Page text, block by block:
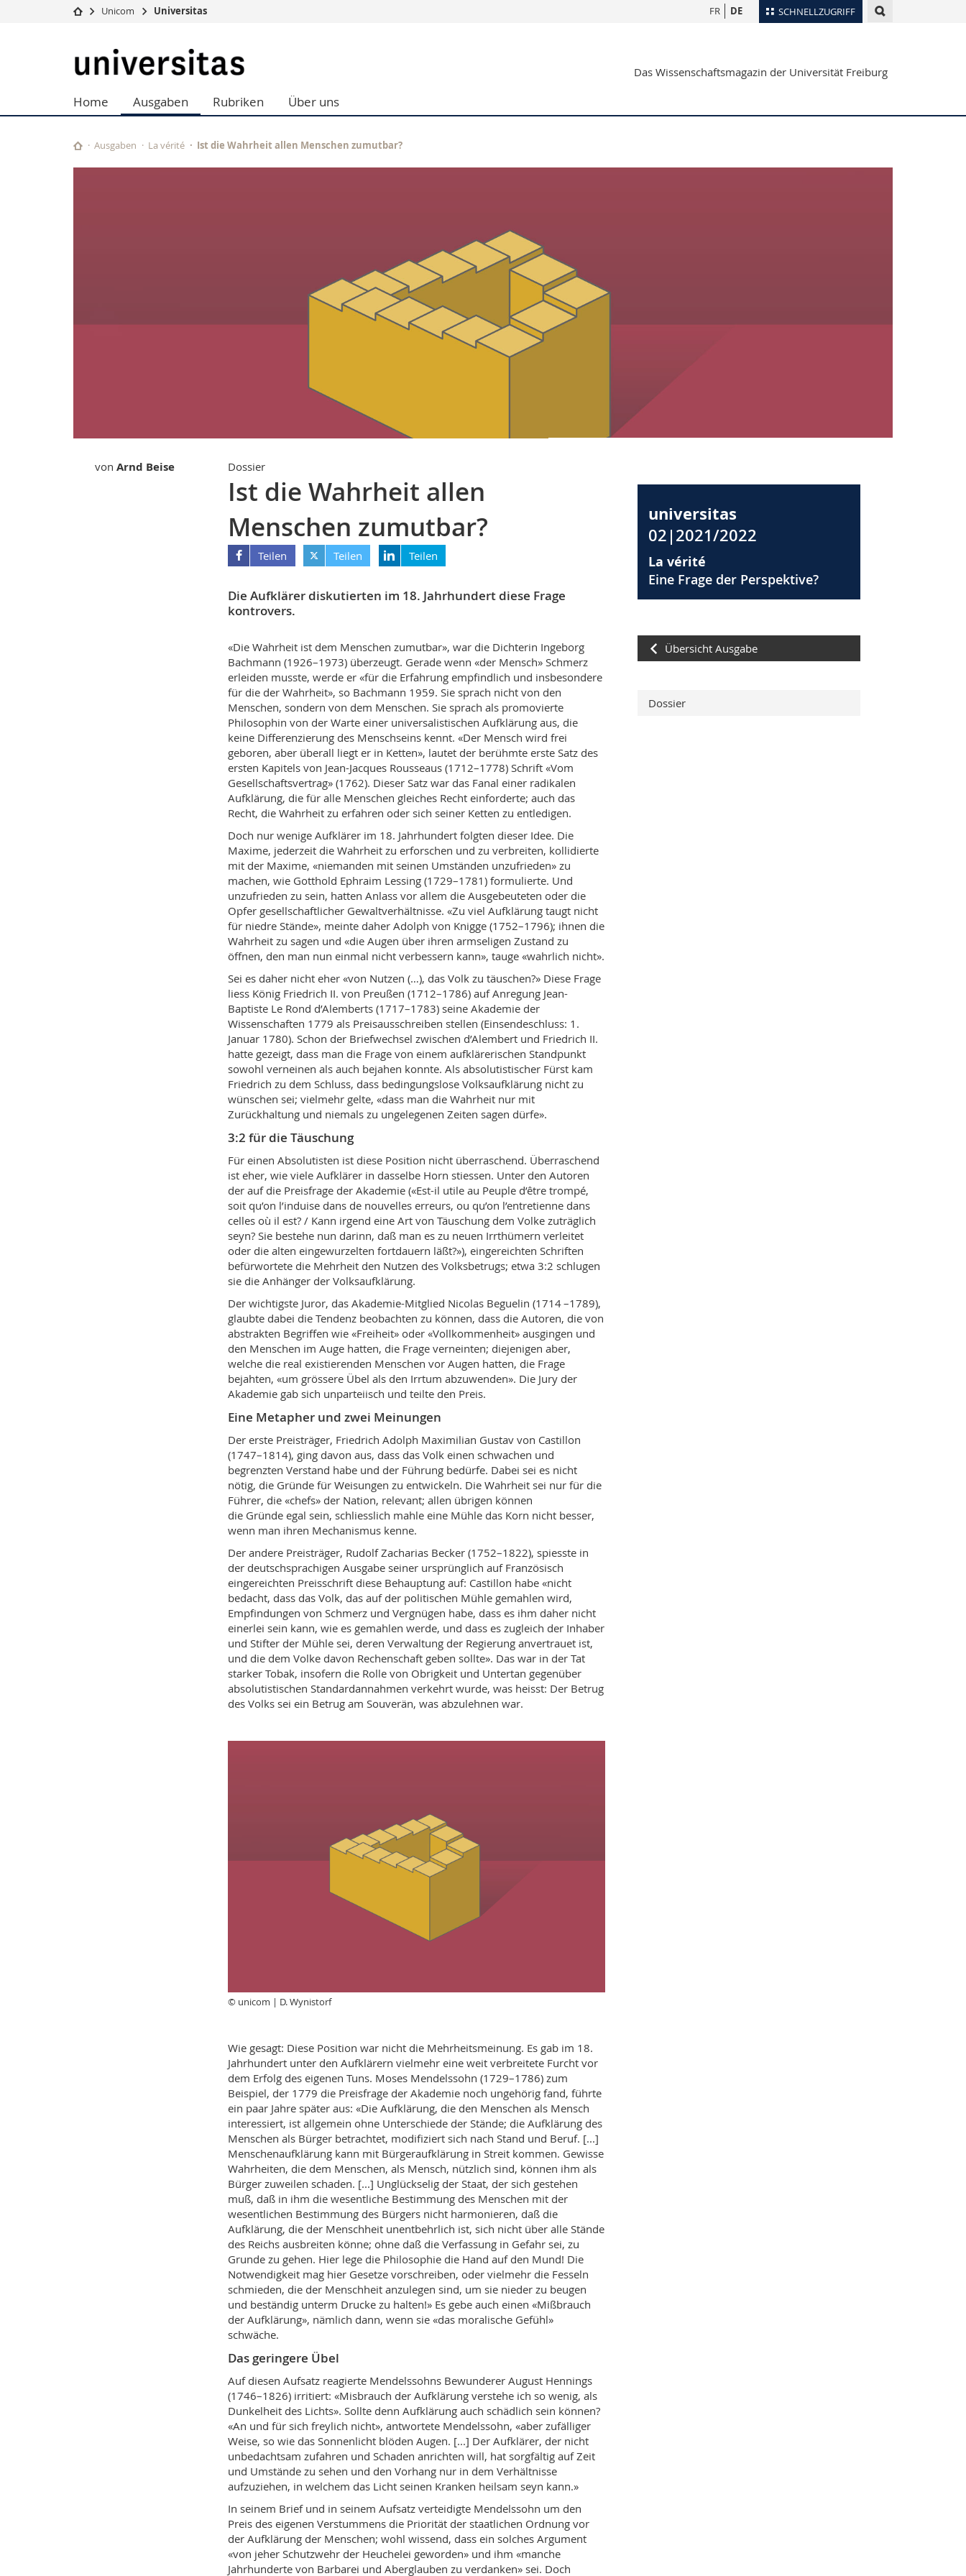
SCHNELLZUGRIFF
Universität
Studium
Forschung
Universität
Fakultäten
Theologische Fak.
Wirtschafts- und Sozialwissenschaftliche Fak.
Philosophische Fak.
Math.-Nat. und Med. Fak.
Studieninteressierte
Forschende
Ortsplan
Webmail
FR DE
Unicom Universitas
Universitas Das Wissenschaftsmagazin der Universität Freiburg
Home Ausgaben Rubriken Über uns
Ausgaben La vérité Ist die Wahrheit allen Menschen zumutbar?
von Arnd Beise Dossier
Ist die Wahrheit allen
Menschen zumutbar?
Teilen Teilen Teilen
Die Aufklärer diskutierten im 18. Jahrhundert diese Frage
kontrovers.
«Die Wahrheit ist dem Menschen zumutbar», war die Dichterin Ingeborg
Bachmann (1926–1973) überzeugt. Gerade wenn «der Mensch» Schmerz
erleiden musste, werde er «für die Erfahrung empfindlich und insbesondere
für die der Wahrheit», so Bachmann 1959. Sie sprach nicht von den
Menschen, sondern von dem Menschen. Sie sprach als promovierte
Philosophin von der Warte einer universalistischen Aufklärung aus, die
keine Differenzierung des Menschseins kennt. «Der Mensch wird frei
geboren, aber überall liegt er in Ketten», lautet der berühmte erste Satz des
ersten Kapitels von Jean-Jacques Rousseaus (1712–1778) Schrift «Vom
Gesellschaftsvertrag» (1762). Dieser Satz war das Fanal einer radikalen
Aufklärung, die für alle Menschen gleiches Recht einforderte; auch das
Recht, die Wahrheit zu erfahren oder sich seiner Ketten zu entledigen.
Doch nur wenige Aufklärer im 18. Jahrhundert folgten dieser Idee. Die
Maxime, jederzeit die Wahrheit zu erforschen und zu verbreiten, kollidierte
mit der Maxime, «niemanden mit seinen Umständen unzufrieden» zu
machen, wie Gotthold Ephraim Lessing (1729–1781) formulierte. Und
unzufrieden zu sein, hatten Anlass vor allem die Ausgebeuteten oder die
Opfer gesellschaftlicher Gewaltverhältnisse. «Zu viel Aufklärung taugt nicht
für niedre Stände», meinte daher Adolph von Knigge (1752–1796); ihnen die
Wahrheit zu sagen und «die Augen über ihren armseligen Zustand zu
öffnen, den man nun einmal nicht verbessern kann», tauge «wahrlich nicht».
Sei es daher nicht eher «von Nutzen (…), das Volk zu täuschen?» Diese Frage
liess König Friedrich II. von Preußen (1712–1786) auf Anregung Jean-
Baptiste Le Rond d’Alemberts (1717–1783) seine Akademie der
Wissenschaften 1779 als Preisausschreiben stellen (Einsendeschluss: 1.
Januar 1780). Schon der Briefwechsel zwischen d’Alembert und Friedrich II.
hatte gezeigt, dass man die Frage von einem aufklärerischen Standpunkt
sowohl verneinen als auch bejahen konnte. Als absolutistischer Fürst kam
Friedrich zu dem Schluss, dass bedingungslose Volksaufklärung nicht zu
wünschen sei; vielmehr gelte, «dass man die Wahrheit nur mit
Zurückhaltung und niemals zu ungelegenen Zeiten sagen dürfe».
3:2 für die Täuschung
Für einen Absolutisten ist diese Position nicht überraschend. Überraschend
ist eher, wie viele Aufklärer in dasselbe Horn stiessen. Unter den Autoren
der auf die Preisfrage der Akademie («Est-il utile au Peuple d’être trompé,
soit qu’on l’induise dans de nouvelles erreurs, ou qu’on l’entretienne dans
celles où il est? / Kann irgend eine Art von Täuschung dem Volke zuträglich
seyn? Sie bestehe nun darinn, daß man es zu neuen Irrthümern verleitet
oder die alten eingewurzelten fortdauern läßt?»), eingereichten Schriften
befürwortete die Mehrheit den Nutzen des Volksbetrugs; etwa 3:2 schlugen
sie die Anhänger der Volksaufklärung.
Der wichtigste Juror, das Akademie-Mitglied Nicolas Beguelin (1714 –1789),
glaubte dabei die Tendenz beobachten zu können, dass die Autoren, die von
abstrakten Begriffen wie «Freiheit» oder «Vollkommenheit» ausgingen und
den Menschen im Auge hatten, die Frage verneinten; diejenigen aber,
welche die real existierenden Menschen vor Augen hatten, die Frage
bejahten, «um grössere Übel als den Irrtum abzuwenden». Die Jury der
Akademie gab sich unparteiisch und teilte den Preis.
Eine Metapher und zwei Meinungen
Der erste Preisträger, Friedrich Adolph Maximilian Gustav von Castillon
(1747–1814), ging davon aus, dass das Volk einen schwachen und
begrenzten Verstand habe und der Führung bedürfe. Dabei sei es nicht
nötig, die Gründe für Weisungen zu entwickeln. Die Wahrheit sei nur für die
Führer, die «chefs» der Nation, relevant; allen übrigen können
die Gründe egal sein, schliesslich mahle eine Mühle das Korn nicht besser,
wenn man ihren Mechanismus kenne.
Der andere Preisträger, Rudolf Zacharias Becker (1752–1822), spiesste in
der deutschsprachigen Ausgabe seiner ursprünglich auf Französisch
eingereichten Preisschrift diese Behauptung auf: Castillon habe «nicht
bedacht, dass das Volk, das auf der politischen Mühle gemahlen wird,
Empfindungen von Schmerz und Vergnügen habe, dass es ihm daher nicht
einerlei sein kann, wie es gemahlen werde, und dass es zugleich der Inhaber
und Stifter der Mühle sei, deren Verwaltung der Regierung anvertrauet ist,
und die dem Volke davon Rechenschaft geben sollte». Das war in der Tat
starker Tobak, insofern die Rolle von Obrigkeit und Untertan gegenüber
absolutistischen Standardannahmen verkehrt wurde, was heisst: Der Betrug
des Volks sei ein Betrug am Souverän, was abzulehnen war.
© unicom | D. Wynistorf
Wie gesagt: Diese Position war nicht die Mehrheitsmeinung. Es gab im 18.
Jahrhundert unter den Aufklärern vielmehr eine weit verbreitete Furcht vor
dem Erfolg des eigenen Tuns. Moses Mendelssohn (1729–1786) zum
Beispiel, der 1779 die Preisfrage der Akademie noch ungehörig fand, führte
ein paar Jahre später aus: «Die Aufklärung, die den Menschen als Mensch
interessiert, ist allgemein ohne Unterschiede der Stände; die Aufklärung des
Menschen als Bürger betrachtet, modifiziert sich nach Stand und Beruf. [...]
Menschenaufklärung kann mit Bürgeraufklärung in Streit kommen. Gewisse
Wahrheiten, die dem Menschen, als Mensch, nützlich sind, können ihm als
Bürger zuweilen schaden. [...] Unglückselig der Staat, der sich gestehen
muß, daß in ihm die wesentliche Bestimmung des Menschen mit der
wesentlichen Bestimmung des Bürgers nicht harmonieren, daß die
Aufklärung, die der Menschheit unentbehrlich ist, sich nicht über alle Stände
des Reichs ausbreiten könne; ohne daß die Verfassung in Gefahr sei, zu
Grunde zu gehen. Hier lege die Philosophie die Hand auf den Mund! Die
Notwendigkeit mag hier Gesetze vorschreiben, oder vielmehr die Fesseln
schmieden, die der Menschheit anzulegen sind, um sie nieder zu beugen
und beständig unterm Drucke zu halten!» Es gebe auch einen «Mißbrauch
der Aufklärung», nämlich dann, wenn sie «das moralische Gefühl»
schwäche.
Das geringere Übel
Auf diesen Aufsatz reagierte Mendelssohns Bewunderer August Hennings
(1746–1826) irritiert: «Misbrauch der Aufklärung verstehe ich so wenig, als
Dunkelheit des Lichts». Sollte denn Aufklärung auch schädlich sein können?
«An und für sich freylich nicht», antwortete Mendelssohn, «aber zufälliger
Weise, so wie das Sonnenlicht blöden Augen. [...] Der Aufklärer, der nicht
unbedachtsam zufahren und Schaden anrichten will, hat sorgfältig auf Zeit
und Umstände zu sehen und den Vorhang nur in dem Verhältnisse
aufzuziehen, in welchem das Licht seinen Kranken heilsam seyn kann.»
In seinem Brief und in seinem Aufsatz verteidigte Mendelssohn um den
Preis des eigenen Verstummens die Priorität der staatlichen Ordnung vor
der Aufklärung der Menschen; wohl wissend, dass ein solches Argument
«von jeher Schutzwehr der Heuchelei geworden» und ihm «manche
Jahrhunderte von Barbarei und Aberglauben zu verdanken» sei. Doch
universitas
02|2021/2022
La vérité
Eine Frage der Perspektive?
Übersicht Ausgabe
Dossier